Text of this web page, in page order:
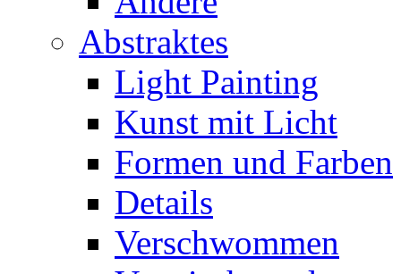
Abstraktes
Light Painting
Kunst mit Licht
Formen und Farben
Details
Verschwommen